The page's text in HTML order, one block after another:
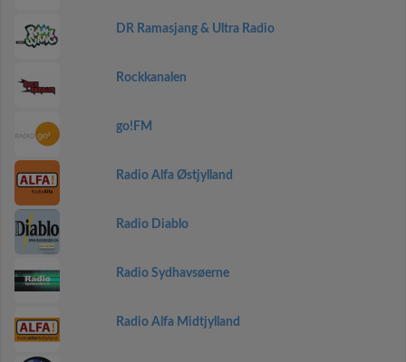
DR Ramasjang & Ultra Radio
Rockkanalen
go!FM
Radio Alfa Østjylland
Radio Diablo
Radio Sydhavsøerne
Radio Alfa Midtjylland